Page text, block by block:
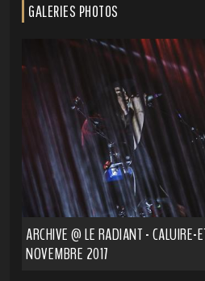
GALERIES PHOTOS
ARCHIVE @ LE RADIANT -
NOVEMBRE 2017